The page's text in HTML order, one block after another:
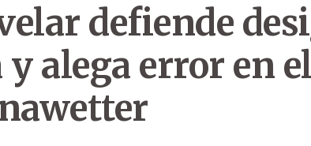
defiende
alega error en